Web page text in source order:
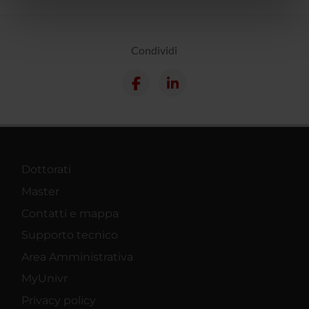
con altre informazioni che hai fornito loro o che hanno
Condividi
Dottorati
Master
Contatti e mappa
Supporto tecnico
Area Amministrativa
MyUnivr
Privacy policy